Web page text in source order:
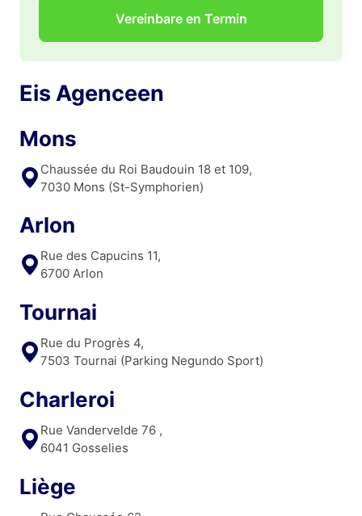
Vereinbare en Termin
Eis Agenceen
Mons
Chaussée du Roi Baudouin 18 et 109,
7030 Mons (St-Symphorien)
Arlon
Rue des Capucins 11,
6700 Arlon
Tournai
Rue du Progrès 4,
7503 Tournai (Parking Negundo Sport)
Charleroi
Rue Vandervelde 76 ,
6041 Gosselies
Liège